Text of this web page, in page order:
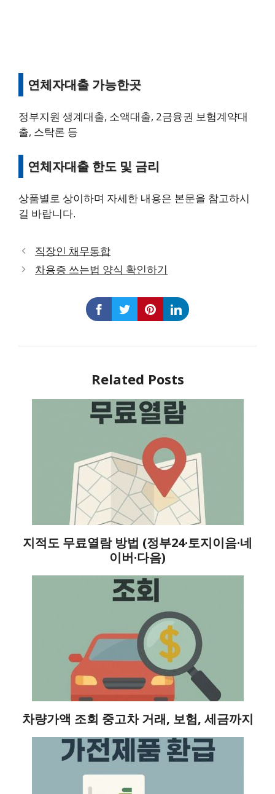
연체자대출 가능한곳
정부지원 생계대출, 소액대출, 2금융권 보험계약대
출, 스탁론 등
연체자대출 한도 및 금리
상품별로 상이하며 자세한 내용은 본문을 참고하시
길 바랍니다.
직장인 채무통합
차용증 쓰는법 양식 확인하기
Related Posts
지적도 무료열람 방법 (정부24·토지이음·네
이버·다음)
차량가액 조회 중고차 거래, 보험, 세금까지